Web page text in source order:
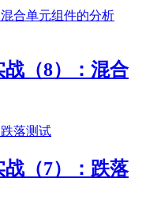
（8）：混合
（7）：跌落